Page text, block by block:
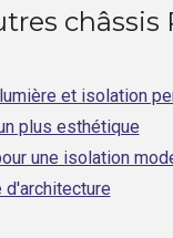
châssis
et isolation
plus esthétique
une isolation
d'architecture